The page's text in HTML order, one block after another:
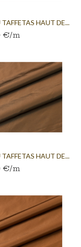
TAFFETAS HAUT DE...
€/m
TAFFETAS HAUT DE...
€/m